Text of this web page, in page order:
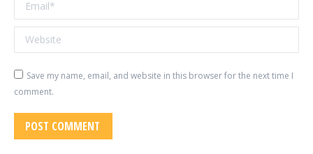
Website
Save my name, email, and website in this browser for the next time I
comment.
POST COMMENT